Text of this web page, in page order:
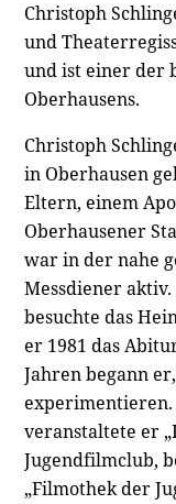
Christoph
und
und ist einer der
Oberhausens.
Christoph
in Oberhausen
Eltern, einem
Oberhausener
war in der nahe
Messdiener
besuchte das
er 1981 das
Jahren begann
experimentieren.
veranstaltete er
Jugendfilmclub,
„Filmothek der